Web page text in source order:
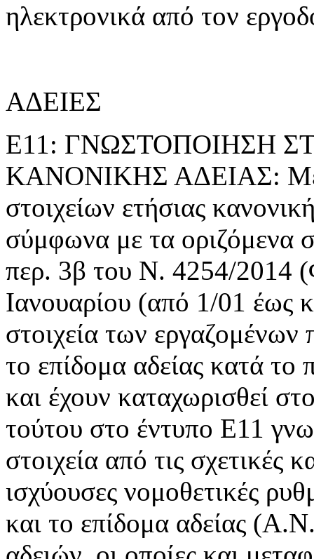
ηλεκτρονικά από τον
ΑΔΕΙΕΣ
Ε11: ΓΝΩΣΤΟΠΟΙΗΣΗ
ΚΑΝΟΝΙΚΗΣ ΑΔΕΙΑΣ: Με
στοιχείων ετήσιας
σύμφωνα με τα
περ. 3β του Ν. 4254/2014
Ιανουαρίου (από 1/01 έως
στοιχεία των εργαζομένων
το επίδομα αδείας κατά το
και έχουν καταχωρισθεί
τούτου στο έντυπο Ε11
στοιχεία από τις σχετικές
ισχύουσες νομοθετικές
και το επίδομα αδείας